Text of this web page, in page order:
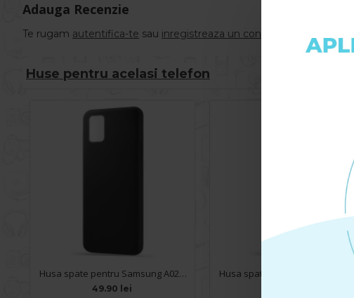
Adauga Recenzie
Te rugam autentifica-te sau inregistreaza un cont nou
Huse pentru acelasi telefon
Husa spate pentru Samsung A02S - Silicon Line Negru
49.90 lei